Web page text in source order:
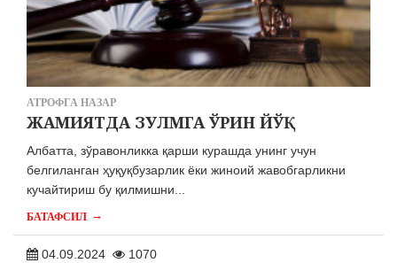
АТРОФГА НАЗАР
ЖАМИЯТДА ЗУЛМГА ЎРИН ЙЎҚ
Албатта, зўравонликка қарши курашда унинг учун
белгиланган ҳуқуқбузарлик ёки жиноий жавобгарликни
кучайтириш бу қилмишни...
БАТАФСИЛ →
04.09.2024 1070